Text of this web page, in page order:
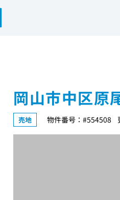
岡山市中区原
売地 物件番号：#554508